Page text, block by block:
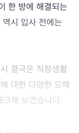
한 방에 해결되는
시 입사 전에는
결국은 직장생활
대한 다양한 오해
해 보겠습니다.